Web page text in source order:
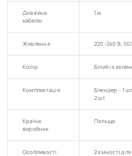
Довжина
кабелю
1 м
Живлення 220-240 В,
Колір Білий із
Комплектація
Блендер - 1
2 шт
Країна
виробник
Польща
Особливості
2 ємності